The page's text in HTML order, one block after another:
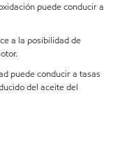
puede conducir a
a la posibilidad de
puede conducir a tasas
del aceite del